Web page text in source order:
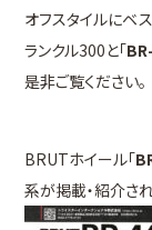
オフスタイルにベ
ランクル300と「
是非ご覧ください。
BRUTホイール「
系が掲載・紹介さ